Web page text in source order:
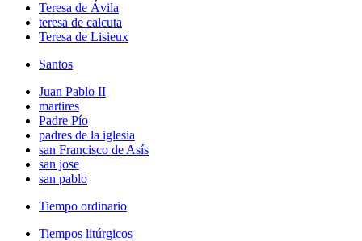
Teresa de Ávila
teresa de calcuta
Teresa de Lisieux
Santos
Juan Pablo II
martires
Padre Pío
padres de la iglesia
san Francisco de Asís
san jose
san pablo
Tiempo ordinario
Tiempos litúrgicos